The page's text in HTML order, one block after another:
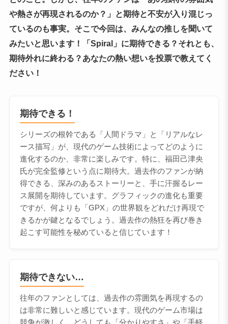
や熱さが再現されるのか？」と期待と不安が入り混じっ
ているのも事実。そこで今回は、みんなの推しを聞いて
みたいと思います！「Spiral」に期待できる？それとも、
期待外れに終わる？あなたの熱い想いを投票で教えてく
ださい！
期待できる！
シリーズの根幹である「人間ドラマ」と「リアルなレ
ース描写」が、現代のゲーム技術によってどのように
進化するのか、非常に楽しみです。特に、福田己津央
氏が完全監修という点に期待大。過去作のファンが納
得できる、深みのあるストーリーと、手に汗握るレー
ス展開を期待しています。グラフィックの進化も重要
ですが、何よりも「GPX」の世界観をどれだけ再現で
きるかが鍵となるでしょう。過去作の熱狂を再び巻き
起こす可能性を秘めていると信じています！
期待できない…
往年のファンとしては、過去作の雰囲気を再現するの
は非常に難しいと感じています。現代のゲーム市場は
競争が激しく、どうしても「分かりやすさ」や「手軽